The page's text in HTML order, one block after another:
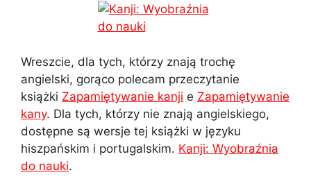
Wreszcie, dla tych, którzy znają trochę
angielski, gorąco polecam przeczytanie
książki Zapamiętywanie kanji e Zapamiętywanie
kany. Dla tych, którzy nie znają angielskiego,
dostępne są wersje tej książki w języku
hiszpańskim i portugalskim. Kanji: Wyobraźnia
do nauki.